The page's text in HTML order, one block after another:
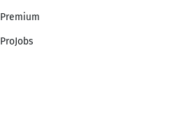
Premium
ProJobs